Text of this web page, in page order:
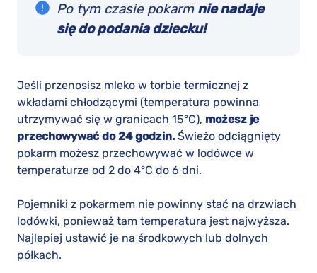
Po tym czasie pokarm nie nadaje
się do podania dziecku!
Jeśli przenosisz mleko w torbie termicznej z
wkładami chłodzącymi (temperatura powinna
utrzymywać się w granicach 15°C), możesz je
przechowywać do 24 godzin. Świeżo odciągnięty
pokarm możesz przechowywać w lodówce w
temperaturze od 2 do 4°C do 6 dni.
Pojemniki z pokarmem nie powinny stać na drzwiach
lodówki, ponieważ tam temperatura jest najwyższa.
Najlepiej ustawić je na środkowych lub dolnych
półkach.